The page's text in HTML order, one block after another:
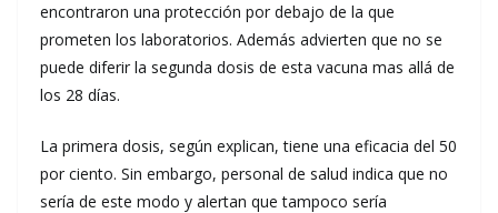
encontraron una protección por debajo de la que
prometen los laboratorios. Además advierten que no se
puede diferir la segunda dosis de esta vacuna mas allá de
los 28 días.
La primera dosis, según explican, tiene una eficacia del 50
por ciento. Sin embargo, personal de salud indica que no
sería de este modo y alertan que tampoco sería